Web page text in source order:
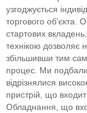
узгоджується
торгового об'єкта.
стартових
технікою дозволяє
збільшивши тим
процес. Ми
відрізнялися
пристрій, що
Обладнання, що